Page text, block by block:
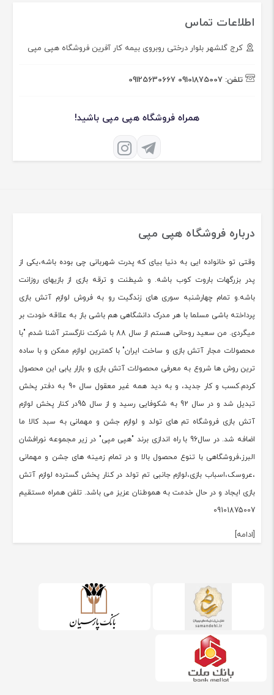
اطلاعات تماس
کرج گلشهر بلوار درختی روبروی بیمه کار آفرین فروشگاه هپی مپی
تلفن: 09101875007
09125630667
همراه فروشگاه هپی مپی باشید!
درباره فروشگاه هپی مپی
وقتی تو خانواده ایی به دنیا بیای که پدرت شهربانی چی بوده باشه،یکی از
پدر بزرگهات باروت کوب باشه. و شیطنت و ترقه بازی از بازیهای روزانت
باشه.و تمام چهارشنبه سوری های زندگیت رو به فروش لوازم آتش بازی
پرداخته باشی مسلما با هر مدرک دانشگاهی هم باشی باز به علاقه خودت بر
میگردی. من سعید روحانی هستم از سال 88 با شرکت نارگستر آشنا شدم "با
محصولات مجار آتش بازی و ساخت ایران" با کمترین لوازم ممکن و با ساده
ترین روش ها شروع به معرفی محصولات آتش بازی و بازار یابی این محصول
کردم.کسب و کار جدید، و به دید همه غیر معقول سال 90 به دفتر پخش
تبدیل شد و در سال 92 به شکوفایی رسید و از سال 95در کنار پخش لوازم
آتش بازی فروشگاه تم های تولد و لوازم جشن و مهمانی به سبد کالا ما
اضافه شد. در سال96 با راه اندازی برند "هپی مپی" در زیر مجموعه نورافشان
البرز،فروشگاهی با تنوع محصول بالا و در تمام زمینه های جشن و مهمانی
،عروسک،اسباب بازی،لوازم جانبی تم تولد در کنار پخش گسترده لوازم آتش
بازی ایجاد و در حال خدمت به هموطنان عزیز می باشد. تلفن همراه مستقیم
09101875007
[ادامه]